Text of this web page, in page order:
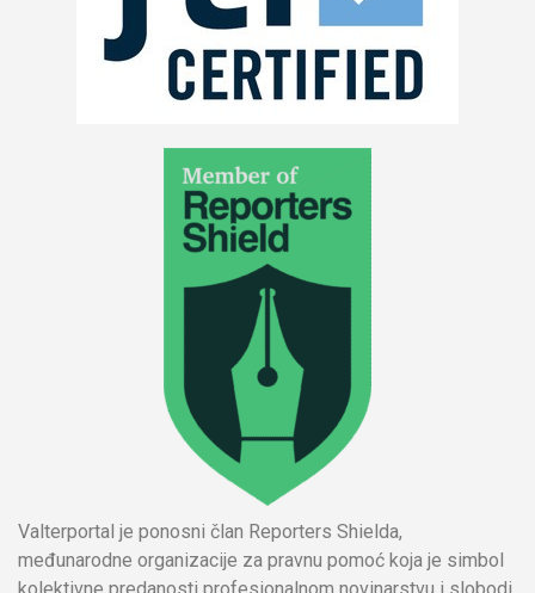
Valterportal je ponosni član Reporters Shielda,
međunarodne organizacije za pravnu pomoć koja je simbol